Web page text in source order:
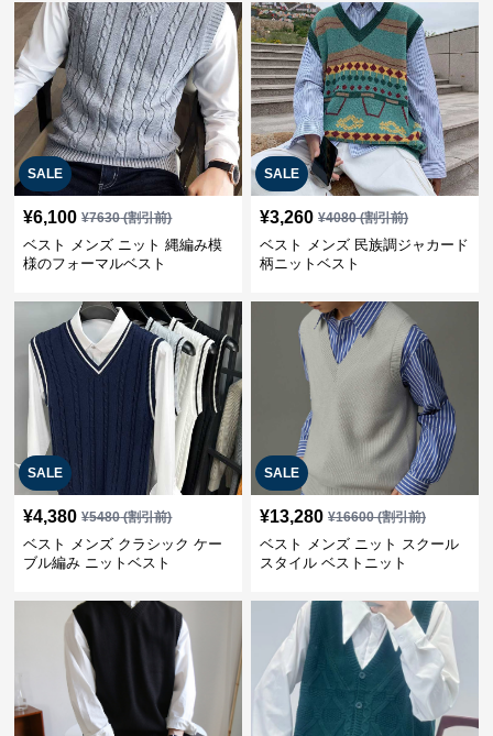
SALE
¥6,100 ¥7630(割引前)
ベスト メンズ ニット 縄編み模
様のフォーマルベスト
SALE
¥3,260 ¥4080(割引前)
ベスト メンズ 民族調ジャカード
柄ニットベスト
SALE
¥4,380 ¥5480(割引前)
ベスト メンズ クラシック ケー
ブル編み ニットベスト
SALE
¥13,280 ¥16600(割引前)
ベスト メンズ ニット スクール
スタイル ベストニット